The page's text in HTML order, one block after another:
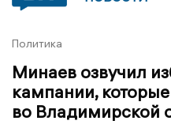
Политика
Минаев озвучил
кампании,
во Владимирской